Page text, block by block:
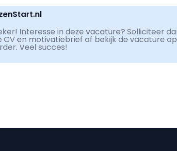
Interesse in deze vacature? Solliciteer
CV en motivatiebrief of bekijk de vacature
Veel succes!